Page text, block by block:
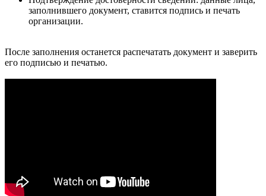
заполнившего документ, ставится подпись и печать
организации.
После заполнения останется распечатать документ и заверить
его подписью и печатью.